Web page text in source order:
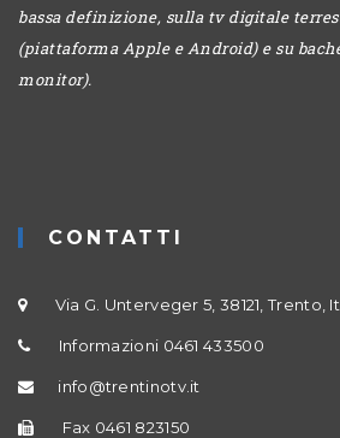
bassa definizione, sulla tv digitale
(piattaforma Apple e Android) e su
monitor).
CONTATTI
Via G. Unterveger 5, 38121, Trento,
Informazioni 0461 433500
info@trentinotv.it
Fax 0461 823150